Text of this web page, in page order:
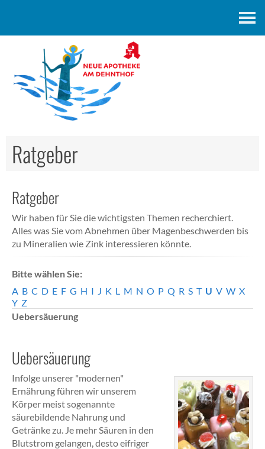
Ratgeber
Ratgeber
Wir haben für Sie die wichtigsten Themen recherchiert.
Alles was Sie vom Abnehmen über Magenbeschwerden bis
zu Mineralien wie Zink interessieren könnte.
Bitte wählen Sie:
A B C D E F G H I J K L M N O P Q R S T U V W X
Y Z
Uebersäuerung
Uebersäuerung
Infolge unserer "modernen"
Ernährung führen wir unserem
Körper meist sogenannte
säurebildende Nahrung und
Getränke zu. Je mehr Säuren in den
Blutstrom gelangen, desto eifriger